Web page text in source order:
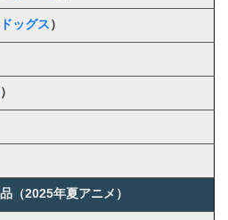
ッグス）
）
（2025年夏アニメ）